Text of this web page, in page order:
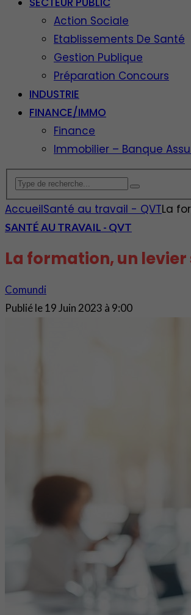
Action Sociale
Etablissements De Santé
Gestion Publique
Préparation Concours
INDUSTRIE
FINANCE/IMMO
Finance
Immobilier – Banque
AccueilSanté au travail - QVTLa
SANTÉ AU TRAVAIL - QVT
La formation, un
Comundi
Publié le19 Juin 2023 à 9:00